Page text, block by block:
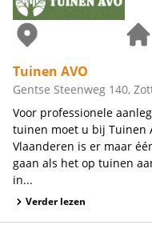
Tuinen AVO
Gentse Steenweg 140,
Voor professionele
tuinen moet u bij Tuinen
Vlaanderen is er maar
gaan als het op tuinen
in...
Verder lezen